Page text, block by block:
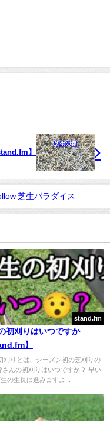
】
芝生パラダイス
stand.fm
初刈りはいつですか
】
刈りとは、シーズン初の芝刈りの
さんの初刈りはいつですか？ 早い
の生長は進みますよ...